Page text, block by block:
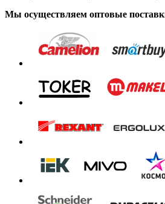
Мы осуществляем оптовые